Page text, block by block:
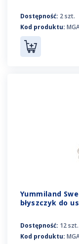
Dostępność: 2 szt.
Kod produktu:
Yummiland
błyszczyk do
Dostępność: 12 szt.
Kod produktu: